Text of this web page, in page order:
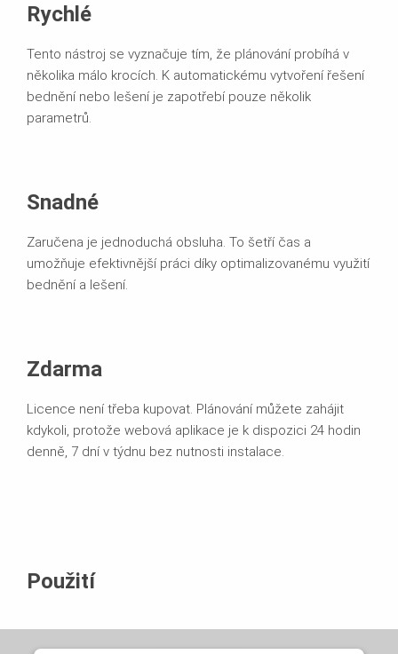
Rychlé
Tento nástroj se vyznačuje tím, že plánování probíhá v
několika málo krocích. K automatickému vytvoření řešení
bednění nebo lešení je zapotřebí pouze několik
parametrů.
Snadné
Zaručena je jednoduchá obsluha. To šetří čas a
umožňuje efektivnější práci díky optimalizovanému využití
bednění a lešení.
Zdarma
Licence není třeba kupovat. Plánování můžete zahájit
kdykoli, protože webová aplikace je k dispozici 24 hodin
denně, 7 dní v týdnu bez nutnosti instalace.
Použití